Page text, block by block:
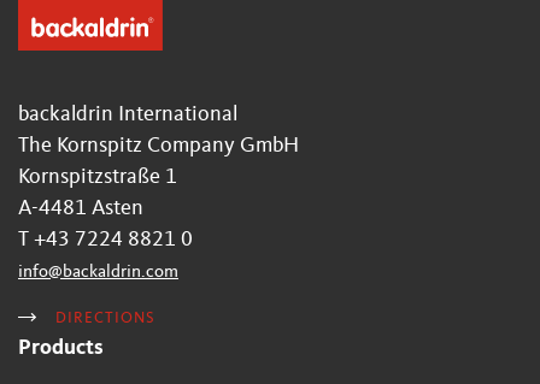
backaldrin International
The Kornspitz Company GmbH
Kornspitzstraße 1
A-4481 Asten
T +43 7224 8821 0
info@backaldrin.com
DIRECTIONS
Products